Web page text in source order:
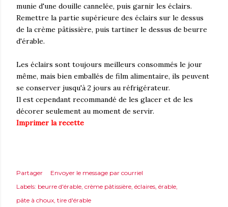
munie d'une douille cannelée, puis garnir les éclairs.
Remettre la partie supérieure des éclairs sur le dessus
de la crème pâtissière, puis tartiner le dessus de beurre
d'érable.
Les éclairs sont toujours meilleurs consommés le jour
même, mais bien emballés de film alimentaire, ils peuvent
se conserver jusqu'à 2 jours au réfrigérateur.
Il est cependant recommandé de les glacer et de les
décorer seulement au moment de servir.
Imprimer la recette
Partager
Envoyer le message par courriel
Labels: beurre d'érable crème pâtissière éclaires érable
pâte à choux tire d'érable